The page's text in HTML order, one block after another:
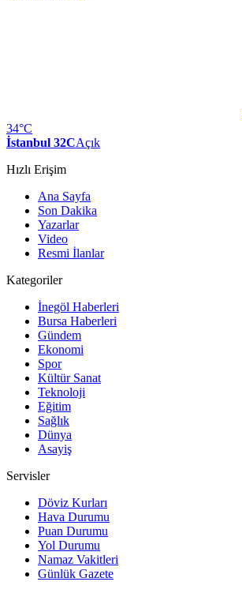
34°C
İstanbul 32CAçık
Hızlı Erişim
Ana Sayfa
Son Dakika
Yazarlar
Video
Resmi İlanlar
Kategoriler
İnegöl Haberleri
Bursa Haberleri
Gündem
Ekonomi
Spor
Kültür Sanat
Teknoloji
Eğitim
Sağlık
Dünya
Asayiş
Servisler
Döviz Kurları
Hava Durumu
Puan Durumu
Yol Durumu
Namaz Vakitleri
Günlük Gazete